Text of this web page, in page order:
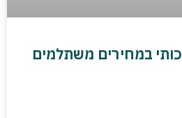
במחירים משתלמים